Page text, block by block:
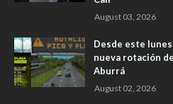
August 03, 2026
Desde este
nueva rotación
Aburrá
August 02, 2026